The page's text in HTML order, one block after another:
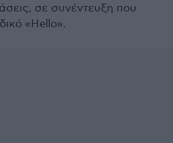
σε συνέντευξη που
«Hello».